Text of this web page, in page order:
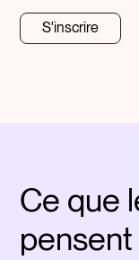
S'inscrire
Ce que
pensent